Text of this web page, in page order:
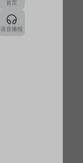
首页
语音播报